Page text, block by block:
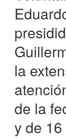
la
de la
y de